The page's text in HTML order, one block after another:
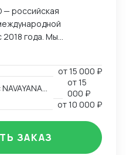
года. Мы
и
от международных
до
Основные
География
от15 000 ₽
от15
000 ₽
от10 000 ₽
ЗАКАЗ